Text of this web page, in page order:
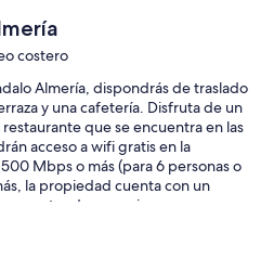
costero
Almería, dispondrás de traslado
y una cafetería. Disfruta de un
que se encuentra en las
acceso a wifi gratis en la
Mbps o más (para 6 personas o
la propiedad cuenta con un
centro de negocios.
beneficios en este hotel: